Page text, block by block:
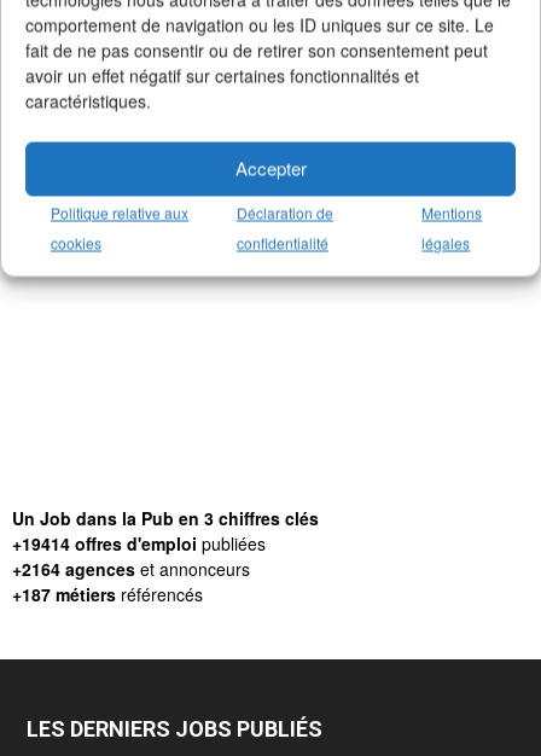
comportement de navigation ou les ID uniques sur ce site. Le
fait de ne pas consentir ou de retirer son consentement peut
avoir un effet négatif sur certaines fonctionnalités et
caractéristiques.
Accepter
Politique relative aux
cookies
Déclaration de
confidentialité
Mentions
légales
Un Job dans la Pub en 3 chiffres clés
+19414 offres d'emploi publiées
+2164 agences et annonceurs
+187 métiers référencés
LES DERNIERS JOBS PUBLIÉS